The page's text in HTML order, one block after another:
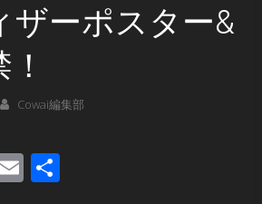
ザーポスター&
Cowai編集部
LineEmail